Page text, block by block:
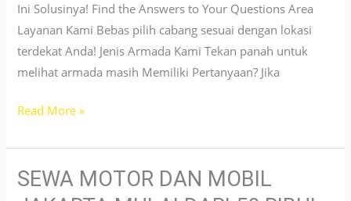
Ini Solusinya! Find the Answers to Your Questions Area
Layanan Kami Bebas pilih cabang sesuai dengan lokasi
terdekat Anda! Jenis Armada Kami Tekan panah untuk
melihat armada masih Memiliki Pertanyaan? Jika
Sewa
PCX
di
Kalideres
Read More »
SEWA MOTOR DAN MOBIL